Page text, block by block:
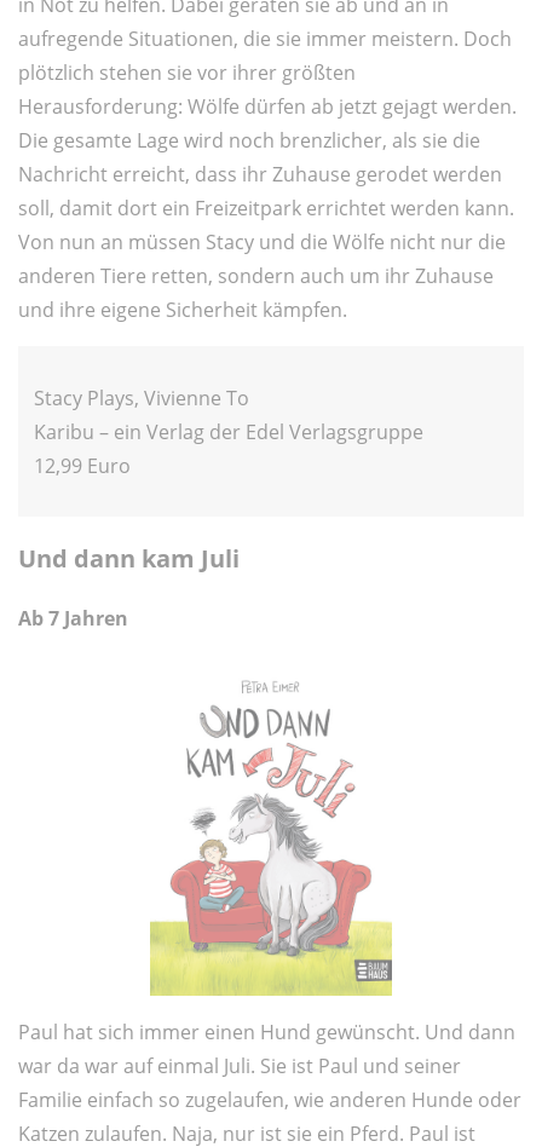
aufregende Situationen, die sie immer meistern. Doch
plötzlich stehen sie vor ihrer größten
Herausforderung: Wölfe dürfen ab jetzt gejagt werden.
Die gesamte Lage wird noch brenzlicher, als sie die
Nachricht erreicht, dass ihr Zuhause gerodet werden
soll, damit dort ein Freizeitpark errichtet werden kann.
Von nun an müssen Stacy und die Wölfe nicht nur die
anderen Tiere retten, sondern auch um ihr Zuhause
und ihre eigene Sicherheit kämpfen.
Stacy Plays, Vivienne To
Karibu – ein Verlag der Edel Verlagsgruppe
12,99 Euro
Und dann kam Juli
Ab 7 Jahren
Paul hat sich immer einen Hund gewünscht. Und dann
war da war auf einmal Juli. Sie ist Paul und seiner
Familie einfach so zugelaufen, wie anderen Hunde oder
Katzen zulaufen. Naja, nur ist sie ein Pferd. Paul ist